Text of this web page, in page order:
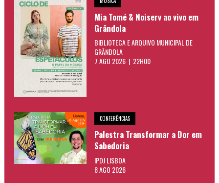
Mia Tomé & Noiserv ao vivo em
Grândola
BIBLIOTECA E ARQUIVO MUNICIPAL DE
GRÂNDOLA
7 AGO 2026 | 22H00
CONFERÊNCIAS
Palestra Transformar a Dor em
Sabedoria
IPDJ LISBOA
8 AGO 2026